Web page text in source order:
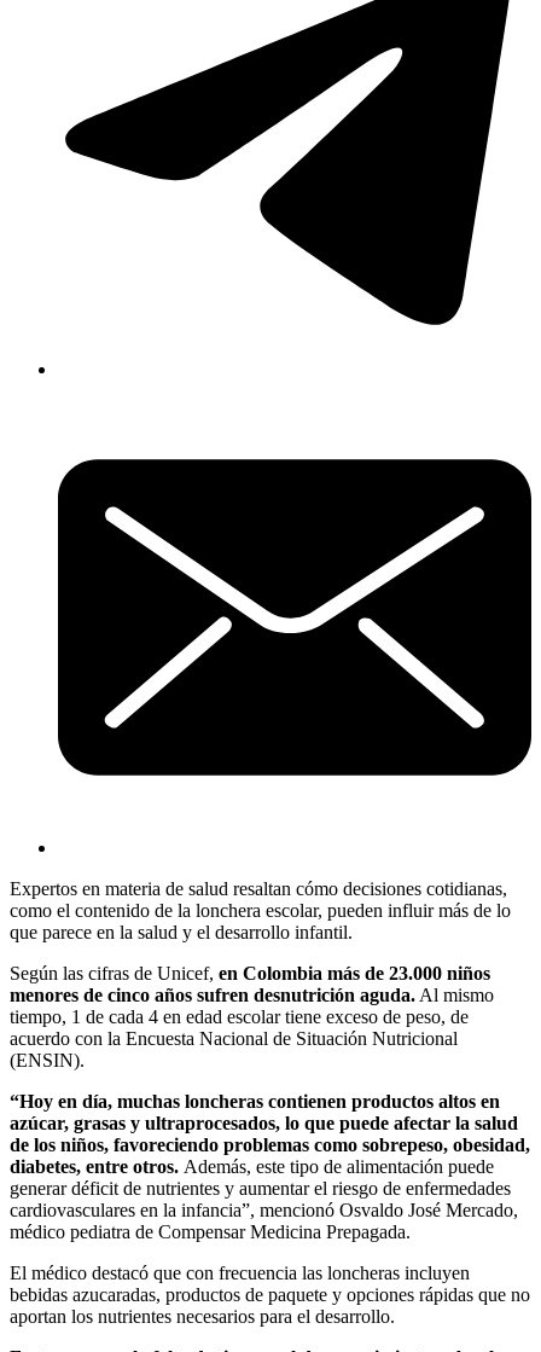
Expertos en materia de salud resaltan cómo decisiones cotidianas,
como el contenido de la lonchera escolar, pueden influir más de lo
que parece en la salud y el desarrollo infantil.
Según las cifras de Unicef, en Colombia más de 23.000 niños
menores de cinco años sufren desnutrición aguda. Al mismo
tiempo, 1 de cada 4 en edad escolar tiene exceso de peso, de
acuerdo con la Encuesta Nacional de Situación Nutricional
(ENSIN).
“Hoy en día, muchas loncheras contienen productos altos en
azúcar, grasas y ultraprocesados, lo que puede afectar la salud
de los niños, favoreciendo problemas como sobrepeso, obesidad,
diabetes, entre otros. Además, este tipo de alimentación puede
generar déficit de nutrientes y aumentar el riesgo de enfermedades
cardiovasculares en la infancia”, mencionó Osvaldo José Mercado,
médico pediatra de Compensar Medicina Prepagada.
El médico destacó que con frecuencia las loncheras incluyen
bebidas azucaradas, productos de paquete y opciones rápidas que no
aportan los nutrientes necesarios para el desarrollo.